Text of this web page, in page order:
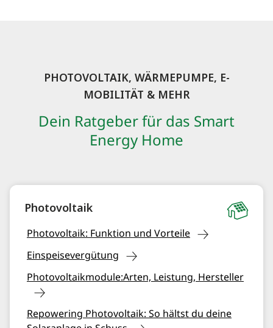
PHOTOVOLTAIK, WÄRMEPUMPE, E-
MOBILITÄT & MEHR
Dein Ratgeber für das Smart
Energy Home
Photovoltaik
Photovoltaik: Funktion und Vorteile
Einspeisevergütung
Photovoltaikmodule:Arten, Leistung, Hersteller
Repowering Photovoltaik: So hältst du deine